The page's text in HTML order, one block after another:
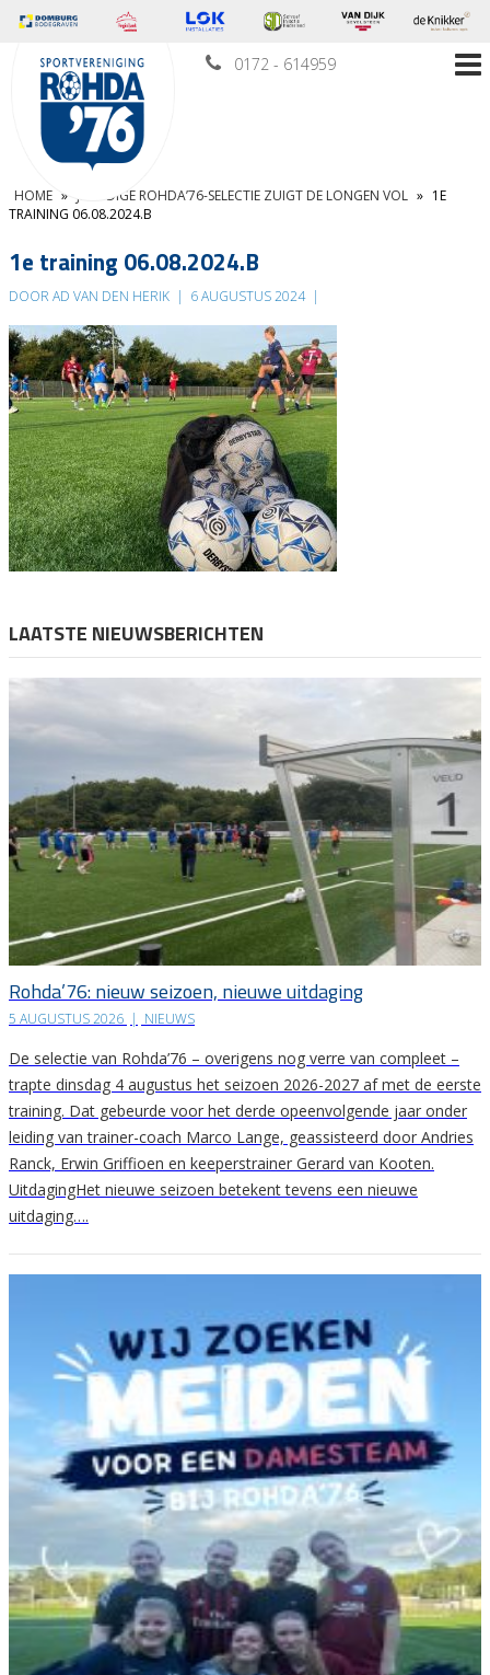
0172 - 614959
HOME » JEUGDIGE ROHDA’76-SELECTIE ZUIGT DE LONGEN VOL » 1E
TRAINING 06.08.2024.B
1e training 06.08.2024.B
DOOR AD VAN DEN HERIK | 6 AUGUSTUS 2024 |
LAATSTE NIEUWSBERICHTEN
Rohda’76: nieuw seizoen, nieuwe uitdaging
5 AUGUSTUS 2026 | NIEUWS
De selectie van Rohda’76 – overigens nog verre van compleet –
trapte dinsdag 4 augustus het seizoen 2026-2027 af met de eerste
training. Dat gebeurde voor het derde opeenvolgende jaar onder
leiding van trainer-coach Marco Lange, geassisteerd door Andries
Ranck, Erwin Griffioen en keeperstrainer Gerard van Kooten.
UitdagingHet nieuwe seizoen betekent tevens een nieuwe
uitdaging….